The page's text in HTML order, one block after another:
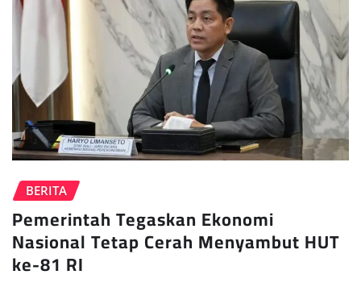
BERITA
Pemerintah Tegaskan Ekonomi
Nasional Tetap Cerah Menyambut HUT
ke-81 RI